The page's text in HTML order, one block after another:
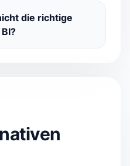
die richtige